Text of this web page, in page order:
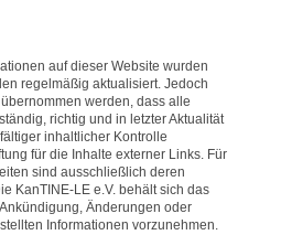
auf dieser Website wurden
regelmäßig aktualisiert. Jedoch
werden, dass alle
richtig und in letzter Aktualität
inhaltlicher Kontrolle
für die Inhalte externer Links. Für
sind ausschließlich deren
KanTINE-LE e.V. behält sich das
Änderungen oder
Informationen vorzunehmen.